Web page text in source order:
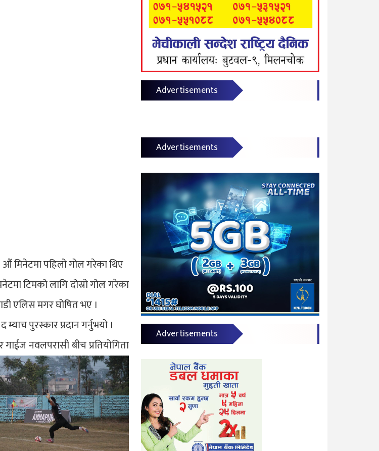
मिनेटमा पहिलो गोल गरेका थिए
टिमको लागि दोस्रो गोल गरेका
एलिस मगर घोषित भए ।
पुरस्कार प्रदान गर्नुभयो ।
नवलपरासी बीच प्रतियोगिता
Advertisements
Advertisements
Advertisements